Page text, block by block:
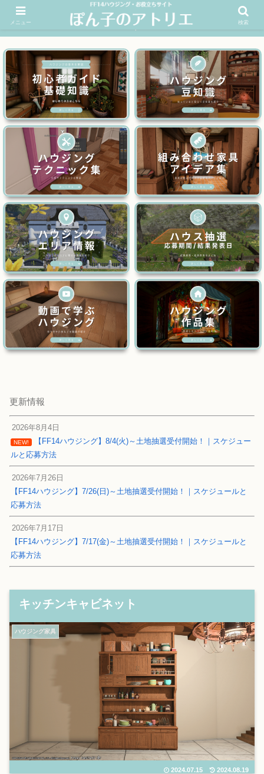
FF14ハウジングお役立ちサイト│ぽん子のアトリエを応援 >>
更新情報
2026年8月4日
NEW!
【FF14ハウジング】8/4(火)～土地抽選受付開始！｜スケジュー
ルと応募方法
2026年7月26日
【FF14ハウジング】7/26(日)～土地抽選受付開始！｜スケジュールと
応募方法
2026年7月17日
【FF14ハウジング】7/17(金)～土地抽選受付開始！｜スケジュールと
応募方法
キッチンキャビネット
ハウジング家具
2024.07.15 2024.08.19
メニュー 検索